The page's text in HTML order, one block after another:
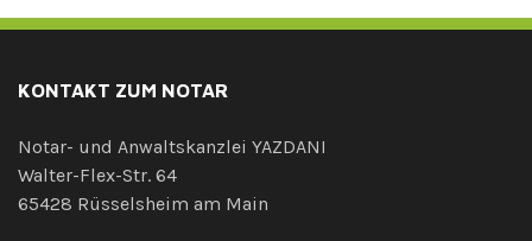
KONTAKT ZUM NOTAR
Notar- und Anwaltskanzlei YAZDANI
Walter-Flex-Str. 64
65428 Rüsselsheim am Main